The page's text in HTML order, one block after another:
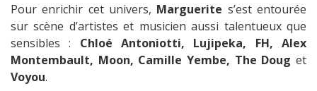
Pour enrichir cet univers, Marguerite s’est entourée
sur scène d’artistes et musicien aussi talentueux que
sensibles : Chloé Antoniotti, Lujipeka, FH, Alex
Montembault, Moon, Camille Yembe, The Doug et
Voyou.